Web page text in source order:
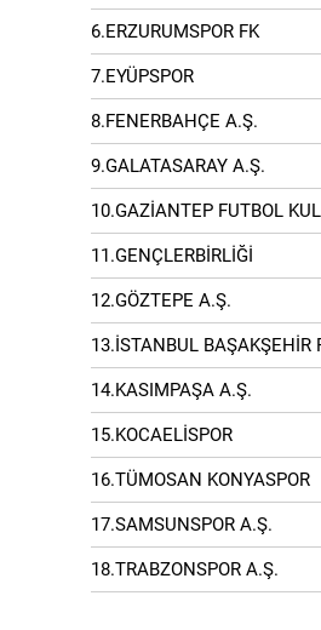
6.ERZURUMSPOR FK
7.EYÜPSPOR
8.FENERBAHÇE A.Ş.
9.GALATASARAY A.Ş.
10.GAZİANTEP FUTBOL
11.GENÇLERBİRLİĞİ
12.GÖZTEPE A.Ş.
13.İSTANBUL BAŞAKŞEHİR
14.KASIMPAŞA A.Ş.
15.KOCAELİSPOR
16.TÜMOSAN KONYASPOR
17.SAMSUNSPOR A.Ş.
18.TRABZONSPOR A.Ş.